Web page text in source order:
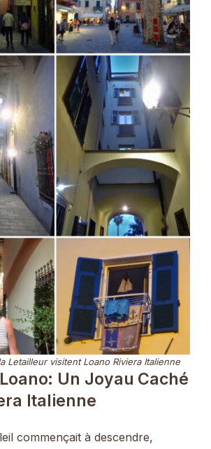
Letailleur visitent Loano Riviera Italienne
Un Joyau Caché
Italienne
commençait à descendre,